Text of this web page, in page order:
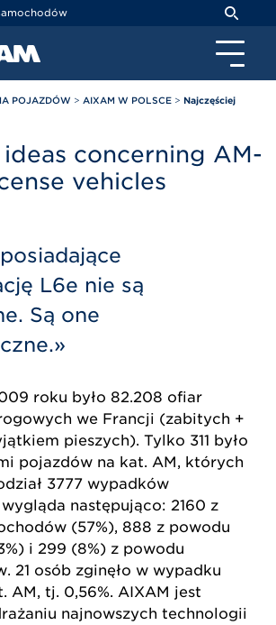
POJAZDÓW > AIXAM W POLSCE > Najczęściej
concerning AM-
vehicles
L6e nie są
Są one
roku było 82.208 ofiar
we Francji (zabitych +
pieszych). Tylko 311 było
pojazdów na kat. AM, których
3777 wypadków
następująco: 2160 z
(57%), 888 z powodu
i 299 (8%) z powodu
21 osób zginęło w wypadku
AM, tj. 0,56%. AIXAM jest
najnowszych technologii
plikami cookies